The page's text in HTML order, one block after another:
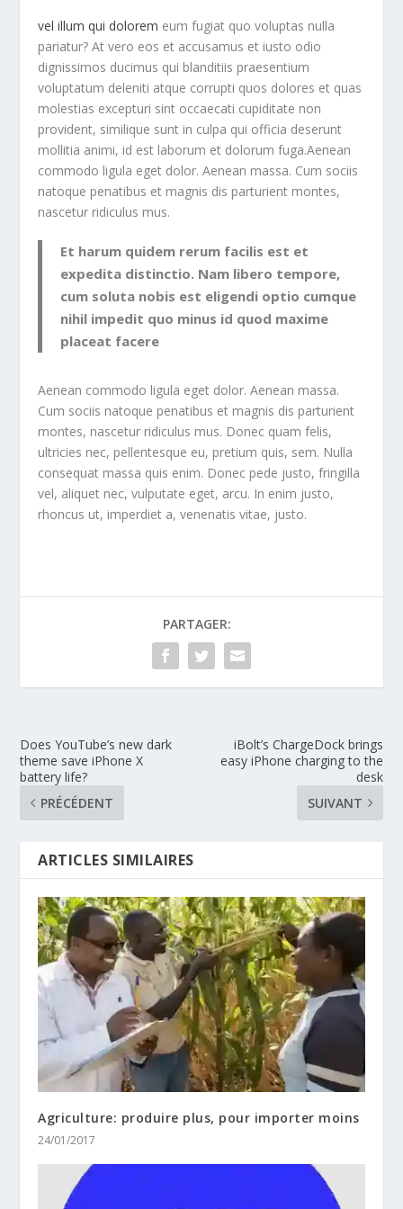
vel illum qui dolorem eum fugiat quo voluptas nulla
pariatur? At vero eos et accusamus et iusto odio
dignissimos ducimus qui blanditiis praesentium
voluptatum deleniti atque corrupti quos dolores et quas
molestias excepturi sint occaecati cupiditate non
provident, similique sunt in culpa qui officia deserunt
mollitia animi, id est laborum et dolorum fuga.Aenean
commodo ligula eget dolor. Aenean massa. Cum sociis
natoque penatibus et magnis dis parturient montes,
nascetur ridiculus mus.
Et harum quidem rerum facilis est et
expedita distinctio. Nam libero tempore,
cum soluta nobis est eligendi optio cumque
nihil impedit quo minus id quod maxime
placeat facere
Aenean commodo ligula eget dolor. Aenean massa.
Cum sociis natoque penatibus et magnis dis parturient
montes, nascetur ridiculus mus. Donec quam felis,
ultricies nec, pellentesque eu, pretium quis, sem. Nulla
consequat massa quis enim. Donec pede justo, fringilla
vel, aliquet nec, vulputate eget, arcu. In enim justo,
rhoncus ut, imperdiet a, venenatis vitae, justo.
PARTAGER:
Does YouTube’s new dark
theme save iPhone X
battery life?
PRÉCÉDENT
iBolt’s ChargeDock brings
easy iPhone charging to the
desk
SUIVANT
ARTICLES SIMILAIRES
Agriculture: produire plus, pour importer moins
24/01/2017